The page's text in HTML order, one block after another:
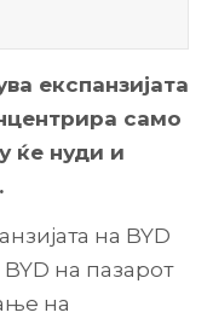
експанзијата
само
ќе нуди и
на BYD
на пазарот
на